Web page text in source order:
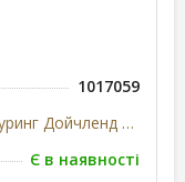
1017059
Пфайзер Менюфекчуринг Дойчленд ГмбХ, Німеччина/США
Є в наявності